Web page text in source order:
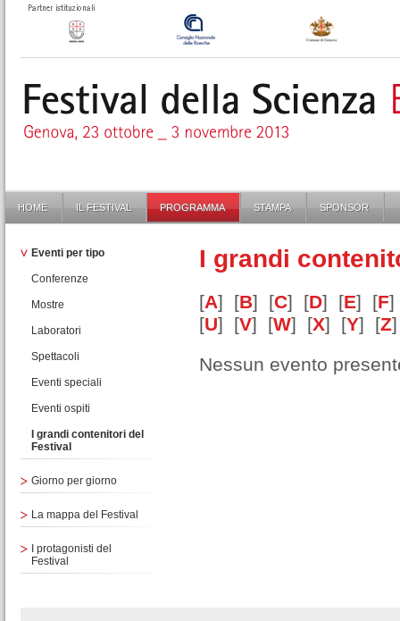
HOME IL FESTIVAL PROGRAMMA STAMPA SPONSOR
Eventi per tipo
Conferenze
Mostre
Laboratori
Spettacoli
Eventi speciali
Eventi ospiti
I grandi contenitori del
Festival
Giorno per giorno
La mappa del Festival
I protagonisti del
Festival
I grandi
[A] [B] [C] [D] [E] [F]
[U] [V] [W] [X] [Y] [Z
Nessun evento